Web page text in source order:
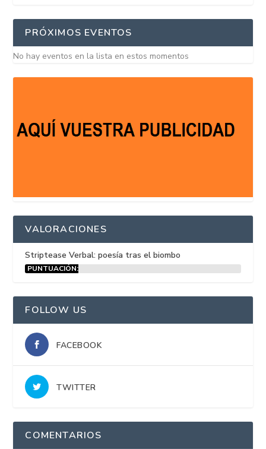
PRÓXIMOS EVENTOS
No hay eventos en la lista en estos momentos
VALORACIONES
Striptease Verbal: poesía tras el biombo
PUNTUACIÓN:
FOLLOW US
FACEBOOK
TWITTER
COMENTARIOS